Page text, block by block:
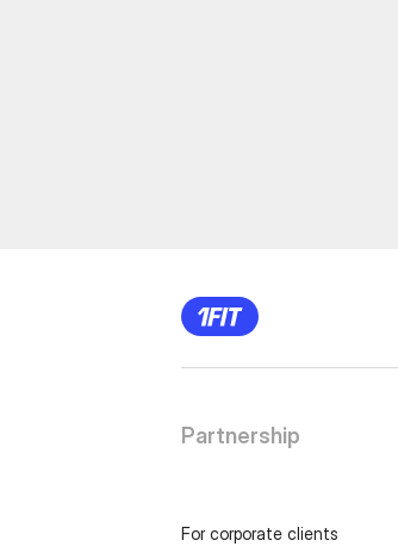
Partnership
For corporate clients